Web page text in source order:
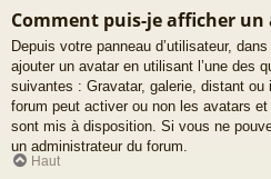
Comment puis-je afficher un
Depuis votre panneau d’utilisateur,
ajouter un avatar en utilisant l’une des
suivantes : Gravatar, galerie, distant ou
forum peut activer ou non les avatars
sont mis à disposition. Si vous ne
un administrateur du forum.
Haut